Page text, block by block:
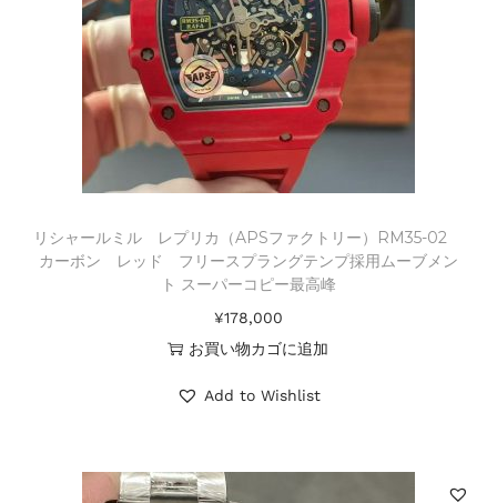
リシャールミル レプリカ（APSファクトリー）RM35-02
カーボン レッド フリースプラングテンプ採用ムーブメン
ト スーパーコピー最高峰
¥178,000
お買い物カゴに追加
Add to Wishlist